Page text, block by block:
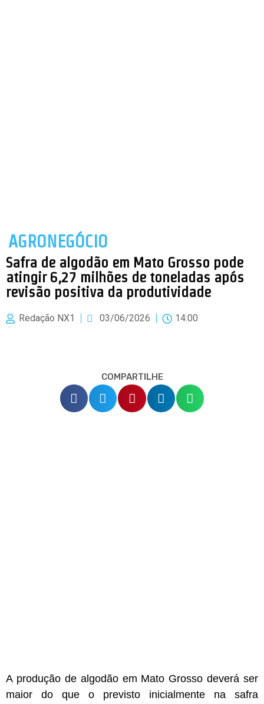
AGRONEGÓCIO
Safra de algodão em Mato Grosso pode
atingir 6,27 milhões de toneladas após
revisão positiva da produtividade
Redação NX1 03/06/2026 14:00
COMPARTILHE
A produção de algodão em Mato Grosso deverá ser
maior do que o previsto inicialmente na safra